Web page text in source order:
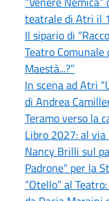
teatrale di Atri il
Il sipario di
Teatro Comunale
Maestà...?”
In scena ad Atri
di Andrea
Teramo verso la
Libro 2027: al
Nancy Brilli sul
Padrone” per la
“Otello” al